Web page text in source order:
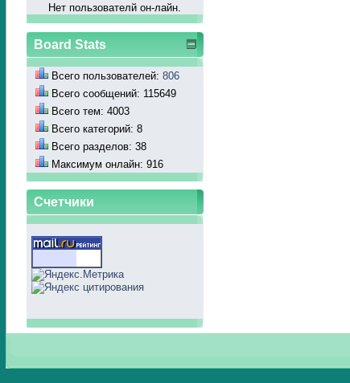
Нет пользователй он-лайн.
Board Stats
Всего пользователей:806
Всего сообщений: 115649
Всего тем: 4003
Всего категорий: 8
Всего разделов: 38
Максимум онлайн: 916
Счетчики